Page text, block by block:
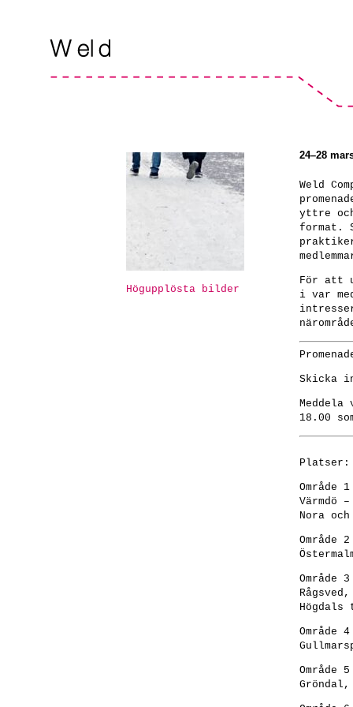
Högupplösta bilder
24–28
Weld
yttre
format.
För att
i var
Skicka
18.00
Platser:
Område 1
Värmdö
Nora och
Område 2
Område 3
Högdals
Område 4
Område 5